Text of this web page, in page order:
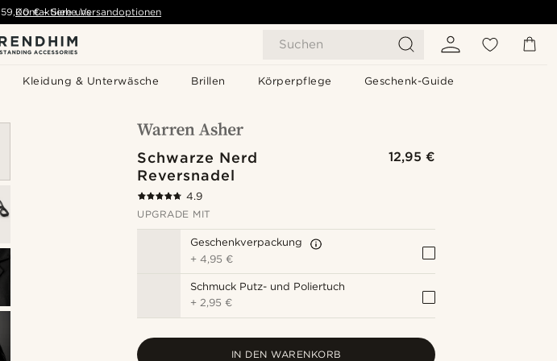
Suchen
Kleidung & Unterwäsche Brillen Körperpflege Geschenk-Guide
59,00 € - Siehe Versandoptionen
Kontaktiere uns
Schwarze Nerd
Reversnadel
12,95 €
4.9
UPGRADE MIT
Geschenkverpackung
+4,95 €
Schmuck Putz- und Poliertuch
+2,95 €
IN DEN WARENKORB